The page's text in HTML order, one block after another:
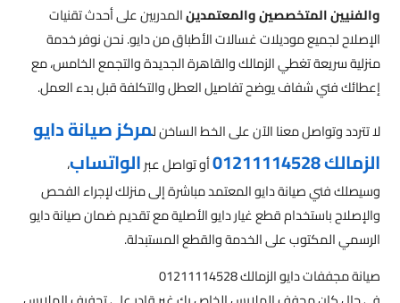
والفنيين المتخصصين والمعتمدينالمدربين على أحدث تقنيات
الإصلاح لجميع موديلات غسالات الأطباق من دايو. نحن نوفر خدمة
منزلية سريعة تغطي الزمالك والقاهرة الجديدة والتجمع الخامس، مع
إعطائك فني شفاف يوضح تفاصيل العطل والتكلفة قبل بدء العمل.
لا تتردد وتواصل معنا الآن على الخط الساخن لمركز صيانة دايو
الزمالك 01211114528
أو تواصل عبرالواتساب،
وسيصلك فني صيانة دايو المعتمد مباشرة إلى منزلك لإجراء الفحص
والإصلاح باستخدام قطع غيار دايو الأصلية مع تقديم ضمان صيانة دايو
الرسمي المكتوب على الخدمة والقطع المستبدلة.
صيانة مجففات دايو الزمالك 01211114528